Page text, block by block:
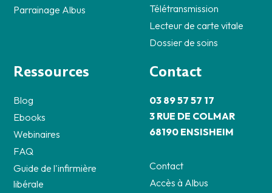
Parrainage Albus
Télétransmission
Lecteur de carte vitale
Dossier de soins
Ressources
Blog
Ebooks
Webinaires
FAQ
Guide de l'infirmière
libérale
Contact
03 89 57 57 17
3 RUE DE COLMAR
68190 ENSISHEIM
Contact
Accès à Albus